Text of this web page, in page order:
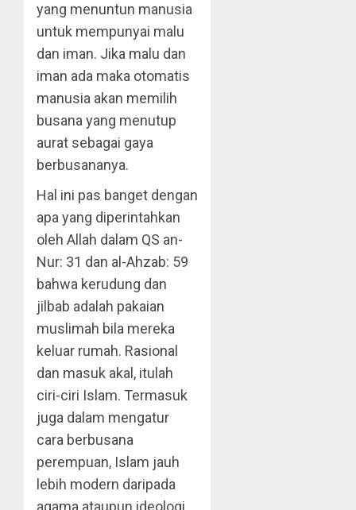
yang menuntun manusia
untuk mempunyai malu
dan iman. Jika malu dan
iman ada maka otomatis
manusia akan memilih
busana yang menutup
aurat sebagai gaya
berbusananya.
Hal ini pas banget dengan
apa yang diperintahkan
oleh Allah dalam QS an-
Nur: 31 dan al-Ahzab: 59
bahwa kerudung dan
jilbab adalah pakaian
muslimah bila mereka
keluar rumah. Rasional
dan masuk akal, itulah
ciri-ciri Islam. Termasuk
juga dalam mengatur
cara berbusana
perempuan, Islam jauh
lebih modern daripada
agama ataupun ideologi